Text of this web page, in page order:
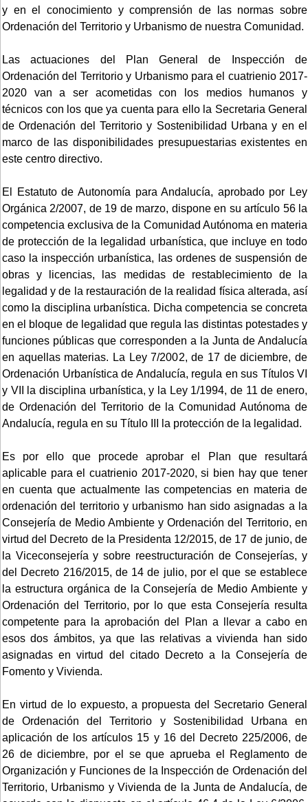
y en el conocimiento y comprensión de las normas sobre
Ordenación del Territorio y Urbanismo de nuestra Comunidad.
Las actuaciones del Plan General de Inspección de
Ordenación del Territorio y Urbanismo para el cuatrienio 2017-
2020 van a ser acometidas con los medios humanos y
técnicos con los que ya cuenta para ello la Secretaria General
de Ordenación del Territorio y Sostenibilidad Urbana y en el
marco de las disponibilidades presupuestarias existentes en
este centro directivo.
El Estatuto de Autonomía para Andalucía, aprobado por Ley
Orgánica 2/2007, de 19 de marzo, dispone en su artículo 56 la
competencia exclusiva de la Comunidad Autónoma en materia
de protección de la legalidad urbanística, que incluye en todo
caso la inspección urbanística, las ordenes de suspensión de
obras y licencias, las medidas de restablecimiento de la
legalidad y de la restauración de la realidad física alterada, así
como la disciplina urbanística. Dicha competencia se concreta
en el bloque de legalidad que regula las distintas potestades y
funciones públicas que corresponden a la Junta de Andalucía
en aquellas materias. La Ley 7/2002, de 17 de diciembre, de
Ordenación Urbanística de Andalucía, regula en sus Títulos VI
y VII la disciplina urbanística, y la Ley 1/1994, de 11 de enero,
de Ordenación del Territorio de la Comunidad Autónoma de
Andalucía, regula en su Título III la protección de la legalidad.
Es por ello que procede aprobar el Plan que resultará
aplicable para el cuatrienio 2017-2020, si bien hay que tener
en cuenta que actualmente las competencias en materia de
ordenación del territorio y urbanismo han sido asignadas a la
Consejería de Medio Ambiente y Ordenación del Territorio, en
virtud del Decreto de la Presidenta 12/2015, de 17 de junio, de
la Viceconsejería y sobre reestructuración de Consejerías, y
del Decreto 216/2015, de 14 de julio, por el que se establece
la estructura orgánica de la Consejería de Medio Ambiente y
Ordenación del Territorio, por lo que esta Consejería resulta
competente para la aprobación del Plan a llevar a cabo en
esos dos ámbitos, ya que las relativas a vivienda han sido
asignadas en virtud del citado Decreto a la Consejería de
Fomento y Vivienda.
En virtud de lo expuesto, a propuesta del Secretario General
de Ordenación del Territorio y Sostenibilidad Urbana en
aplicación de los artículos 15 y 16 del Decreto 225/2006, de
26 de diciembre, por el se que aprueba el Reglamento de
Organización y Funciones de la Inspección de Ordenación del
Territorio, Urbanismo y Vivienda de la Junta de Andalucía, de